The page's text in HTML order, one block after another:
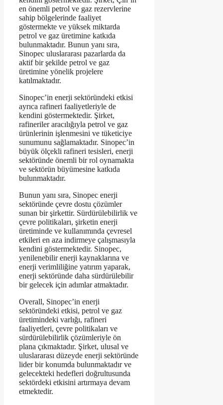
en önemli petrol ve gaz rezervlerine
sahip bölgelerinde faaliyet
göstermekte ve yüksek miktarda
petrol ve gaz üretimine katkıda
bulunmaktadır. Bunun yanı sıra,
Sinopec uluslararası pazarlarda da
aktif bir şekilde petrol ve gaz
üretimine yönelik projelere
katılmaktadır.
Sinopec’in enerji sektöründeki etkisi
ayrıca rafineri faaliyetleriyle de
kendini göstermektedir. Şirket,
rafineriler aracılığıyla petrol ve gaz
ürünlerinin işlenmesini ve tüketiciye
sunumunu sağlamaktadır. Sinopec’in
büyük ölçekli rafineri tesisleri, enerji
sektöründe önemli bir rol oynamakta
ve sektörün büyümesine katkıda
bulunmaktadır.
Bunun yanı sıra, Sinopec enerji
sektöründe çevre dostu çözümler
sunan bir şirkettir. Sürdürülebilirlik ve
çevre politikaları, şirketin enerji
üretiminde ve kullanımında çevresel
etkileri en aza indirmeye çalışmasıyla
kendini göstermektedir. Sinopec,
yenilenebilir enerji kaynaklarına ve
enerji verimliliğine yatırım yaparak,
enerji sektöründe daha sürdürülebilir
bir gelecek için adımlar atmaktadır.
Overall, Sinopec’in enerji
sektöründeki etkisi, petrol ve gaz
üretimindeki varlığı, rafineri
faaliyetleri, çevre politikaları ve
sürdürülebilirlik çözümleriyle ön
plana çıkmaktadır. Şirket, ulusal ve
uluslararası düzeyde enerji sektöründe
lider bir konumda bulunmaktadır ve
gelecekteki hedefleri doğrultusunda
sektördeki etkisini artırmaya devam
etmektedir.